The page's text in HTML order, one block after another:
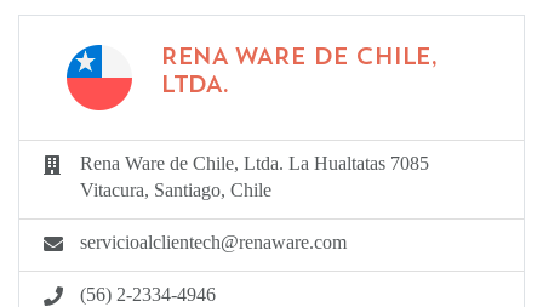
RENA WARE DE CHILE,
LTDA.
Rena Ware de Chile, Ltda. La Hualtatas 7085
Vitacura, Santiago, Chile
servicioalclientech@renaware.com
(56) 2-2334-4946